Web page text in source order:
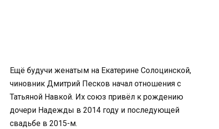
Ещё будучи женатым на Екатерине Солоцинской,
чиновник Дмитрий Песков начал отношения с
Татьяной Навкой. Их союз привёл к рождению
дочери Надежды в 2014 году и последующей
свадьбе в 2015-м.